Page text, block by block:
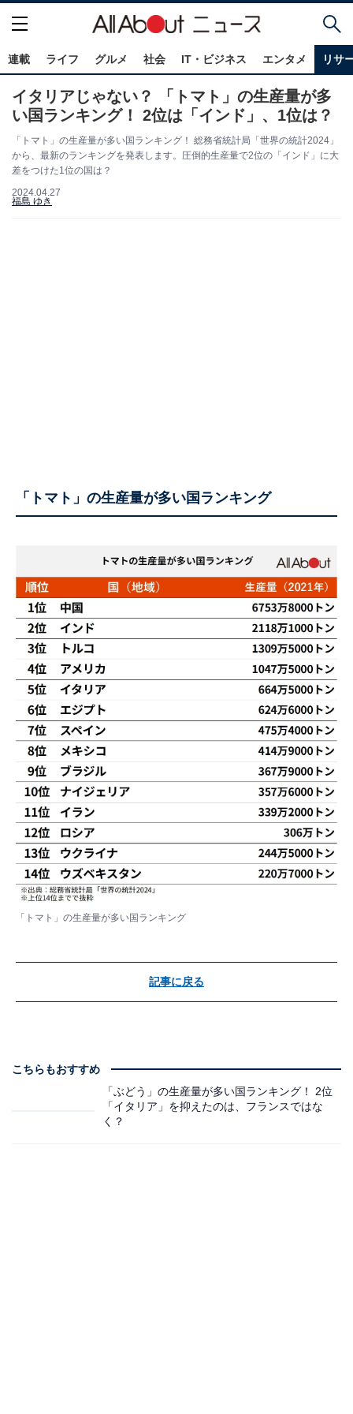
連載 ライフ グルメ 社会 IT・ビジネス エンタメ リサ
イタリアじゃない？ 「トマト」の生産量が多
い国ランキング！ 2位は「インド」、1位は？
「トマト」の生産量が多い国ランキング！ 総務省統計局「世界の統計2024」
から、最新のランキングを発表します。圧倒的生産量で2位の「インド」に大
差をつけた1位の国は？
2024.04.27
福島 ゆき
「トマト」の生産量が多い国ランキング
「トマト」の生産量が多い国ランキング
記事に戻る
こちらもおすすめ
「ぶどう」の生産量が多い国ランキング！ 2位
「イタリア」を抑えたのは、フランスではな
く？